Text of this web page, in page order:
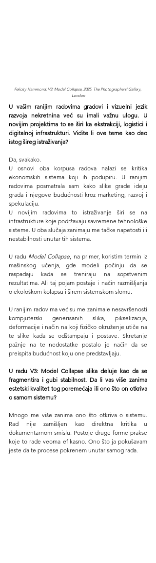
Felicity Hammond, V3: Model Collapse, 2025. The Photographers’ Gallery,
London
U vašim ranijim radovima gradovi i vizuelni jezik
razvoja nekretnina već su imali važnu ulogu. U
novijim projektima to se širi ka ekstrakciji, logistici i
digitalnoj infrastrukturi. Vidite li ove teme kao deo
istog šireg istraživanja?
Da, svakako.
U osnovi oba korpusa radova nalazi se kritika
ekonomskih sistema koji ih podupiru. U ranijim
radovima posmatrala sam kako slike grade ideju
grada i njegove budućnosti kroz marketing, razvoj i
spekulaciju.
U novijim radovima to istraživanje širi se na
infrastrukture koje podržavaju savremene tehnološke
sisteme. U oba slučaja zanimaju me tačke napetosti ili
nestabilnosti unutar tih sistema.
U radu Model Collapse, na primer, koristim termin iz
mašinskog učenja, gde modeli počinju da se
raspadaju kada se treniraju na sopstvenim
rezultatima. Ali taj pojam postaje i način razmišljanja
o ekološkom kolapsu i širem sistemskom slomu.
U ranijim radovima već su me zanimale nesavršenosti
kompjuterski generisanih slika, pikselizacija,
deformacije i način na koji fizičko okruženje utiče na
te slike kada se odštampaju i postave. Skretanje
pažnje na te nedostatke postalo je način da se
preispita budućnost koju one predstavljaju.
U radu V3: Model Collapse slika deluje kao da se
fragmentira i gubi stabilnost. Da li vas više zanima
estetski kvalitet tog poremećaja ili ono što on otkriva
o samom sistemu?
Mnogo me više zanima ono što otkriva o sistemu.
Rad nije zamišljen kao direktna kritika u
dokumentarnom smislu. Postoje druge forme prakse
koje to rade veoma efikasno. Ono što ja pokušavam
jeste da te procese pokrenem unutar samog rada.